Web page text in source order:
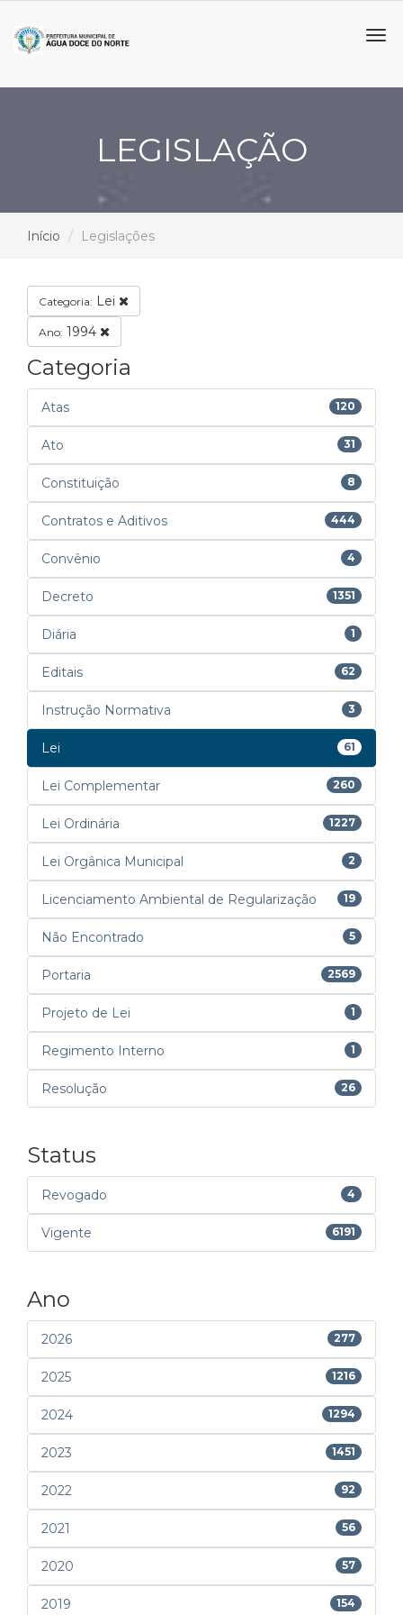
LEGISLAÇÃO
Início Legislações
Categoria: Lei
Ano: 1994
Categoria
Atas 120
Ato 31
Constituição 8
Contratos e Aditivos 444
Convênio 4
Decreto 1351
Diária 1
Editais 62
Instrução Normativa 3
Lei 61
Lei Complementar 260
Lei Ordinária 1227
Lei Orgânica Municipal 2
Licenciamento Ambiental de Regularização 19
Não Encontrado 5
Portaria 2569
Projeto de Lei 1
Regimento Interno 1
Resolução 26
Status
Revogado 4
Vigente 6191
Ano
2026 277
2025 1216
2024 1294
2023 1451
2022 92
2021 56
2020 57
2019 154